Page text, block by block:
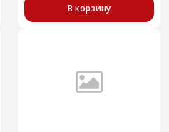
В корзину